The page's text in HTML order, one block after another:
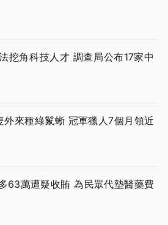
挖角科技人才 調查局公布17家中
外來種綠鬣蜥 冠軍獵人7個月領近
63萬遭疑收賄 為民眾代墊醫藥費